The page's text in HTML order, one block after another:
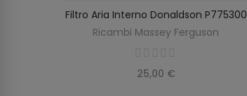
AGGIUNGI AL CARRELLO
Filtro Aria Interno Donaldson P775300
Ricambi Massey Ferguson
25,00 €